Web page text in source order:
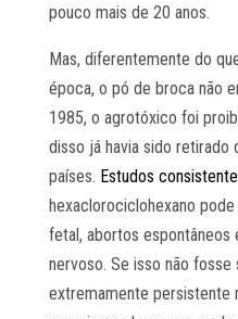
pouco mais de 20 anos.
Mas, diferentemente do
época, o pó de broca não
1985, o agrotóxico foi
disso já havia sido
países. Estudos
hexaclorociclohexano
fetal, abortos espontâneos
nervoso. Se isso não
extremamente persistente